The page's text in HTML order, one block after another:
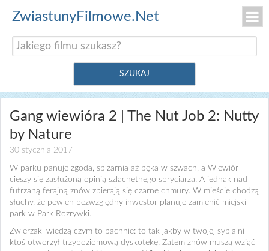
ZwiastunyFilmowe.Net
Gang wiewióra 2 | The Nut Job 2: Nutty
by Nature
30 stycznia 2017
W parku panuje zgoda, spiżarnia aż pęka w szwach, a Wiewiór
cieszy się zasłużoną opinią szlachetnego spryciarza. A jednak nad
futrzaną ferajną znów zbierają się czarne chmury. W mieście chodzą
słuchy, że pewien bezwzględny inwestor planuje zamienić miejski
park w Park Rozrywki.
Zwierzaki wiedzą czym to pachnie: to tak jakby w twojej sypialni
ktoś otworzył trzypoziomową dyskotekę. Zatem znów muszą wziąć